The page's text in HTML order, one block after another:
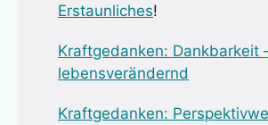
Erstaunliches!
Kraftgedanken: Dankbarkeit
lebensverändernd
Kraftgedanken: